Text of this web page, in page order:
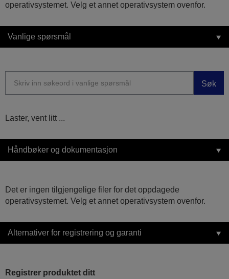
operativsystemet. Velg et annet operativsystem ovenfor.
Vanlige spørsmål
Søk
Laster, vent litt ...
Håndbøker og dokumentasjon
Det er ingen tilgjengelige filer for det oppdagede
operativsystemet. Velg et annet operativsystem ovenfor.
Alternativer for registrering og garanti
Registrer produktet ditt